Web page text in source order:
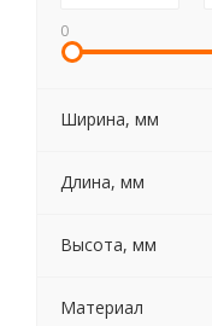
0
Ширина, мм
Длина, мм
Высота, мм
Материал